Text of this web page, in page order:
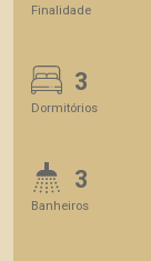
Finalidade
3
Dormitórios
3
Banheiros